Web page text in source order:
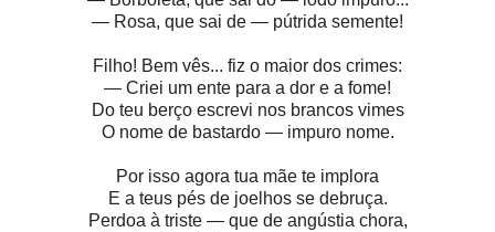
— Rosa, que sai de — pútrida semente!
Filho! Bem vês... fiz o maior dos crimes:
— Criei um ente para a dor e a fome!
Do teu berço escrevi nos brancos vimes
O nome de bastardo — impuro nome.
Por isso agora tua mãe te implora
E a teus pés de joelhos se debruça.
Perdoa à triste — que de angústia chora,